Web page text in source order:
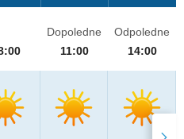
Dopoledne
11:00
Odpoledne
14:00